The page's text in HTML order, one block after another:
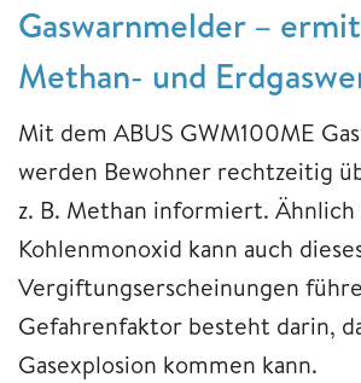
Gaswarnmelder –
Methan- und
Mit dem ABUS GWM100ME
werden Bewohner rechtzeitig
z. B. Methan informiert. Ähnlich
Kohlenmonoxid kann auch
Vergiftungserscheinungen
Gefahrenfaktor besteht darin,
Gasexplosion kommen kann.